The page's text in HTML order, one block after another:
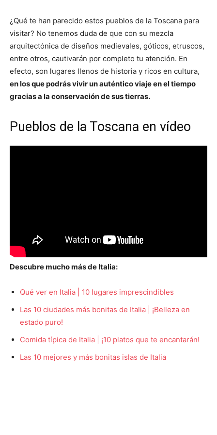
¿Qué te han parecido estos pueblos de la Toscana para
visitar? No tenemos duda de que con su mezcla
arquitectónica de diseños medievales, góticos, etruscos,
entre otros, cautivarán por completo tu atención. En
efecto, son lugares llenos de historia y ricos en cultura,
en los que podrás vivir un auténtico viaje en el tiempo
gracias a la conservación de sus tierras.
Pueblos de la Toscana en vídeo
Descubre mucho más de Italia:
Qué ver en Italia | 10 lugares imprescindibles
Las 10 ciudades más bonitas de Italia | ¡Belleza en
estado puro!
Comida típica de Italia | ¡10 platos que te encantarán!
Las 10 mejores y más bonitas islas de Italia